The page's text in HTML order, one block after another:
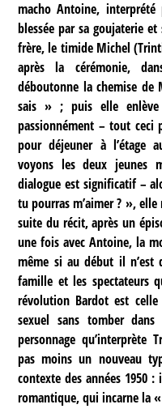
macho Antoine, interprété
blessée par sa goujaterie
frère, le timide Michel
après la cérémonie,
déboutonne la chemise
sais » ; puis elle enlève
passionnément – tout ceci
pour déjeuner à l’étage
voyons les deux jeunes
dialogue est significatif –
tu pourras m’aimer ? »,
suite du récit, après un
une fois avec Antoine, la
même si au début il n’est
famille et les spectateurs
révolution Bardot est
sexuel sans tomber
personnage qu’interprète
pas moins un nouveau
contexte des années 1950
romantique, qui incarne la